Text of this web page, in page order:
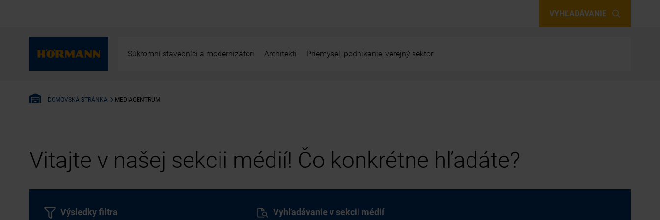
VYHĽADÁVANIE
Súkromní stavebníci a modernizátori Architekti Priemysel, podnikanie, verejný sektor
DOMOVSKÁ STRÁNKA MEDIACENTRUM
Vitajte v našej sekcii médií! Čo konkrétne hľadáte?
Vyhľadávanie v sekcii médií
Výsledky filtra